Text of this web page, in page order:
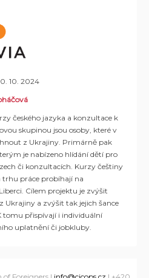
10. 2024
českého jazyka a konzultace k
skupinou jsou osoby, které v
z Ukrajiny. Primárně pak
je nabízeno hlídání dětí pro
či konzultacích. Kurzy češtiny
práce probíhají na
Cílem projektu je zvýšit
Ukrajiny a zvýšit tak jejich šance
tomu přispívají i individuální
uplatnění či jobkluby.